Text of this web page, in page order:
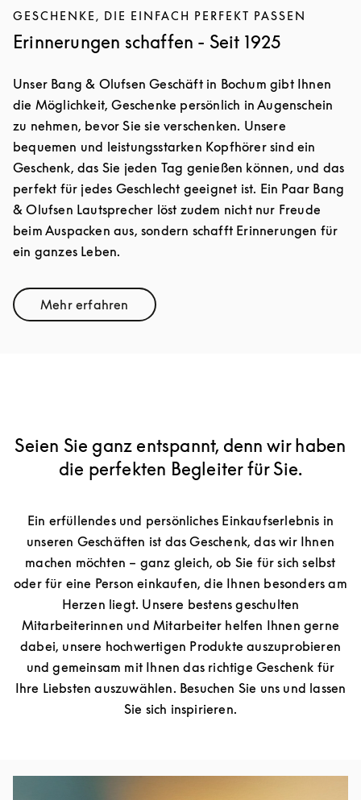
GESCHENKE, DIE EINFACH PERFEKT PASSEN
Erinnerungen schaffen - Seit 1925
Unser Bang & Olufsen Geschäft in Bochum gibt Ihnen
die Möglichkeit, Geschenke persönlich in Augenschein
zu nehmen, bevor Sie sie verschenken. Unsere
bequemen und leistungsstarken Kopfhörer sind ein
Geschenk, das Sie jeden Tag genießen können, und das
perfekt für jedes Geschlecht geeignet ist. Ein Paar Bang
& Olufsen Lautsprecher löst zudem nicht nur Freude
beim Auspacken aus, sondern schafft Erinnerungen für
ein ganzes Leben.
Mehr erfahrenLink Opens in New Tab
Seien Sie ganz entspannt, denn wir haben
die perfekten Begleiter für Sie.
Ein erfüllendes und persönliches Einkaufserlebnis in
unseren Geschäften ist das Geschenk, das wir Ihnen
machen möchten – ganz gleich, ob Sie für sich selbst
oder für eine Person einkaufen, die Ihnen besonders am
Herzen liegt. Unsere bestens geschulten
Mitarbeiterinnen und Mitarbeiter helfen Ihnen gerne
dabei, unsere hochwertigen Produkte auszuprobieren
und gemeinsam mit Ihnen das richtige Geschenk für
Ihre Liebsten auszuwählen. Besuchen Sie uns und lassen
Sie sich inspirieren.